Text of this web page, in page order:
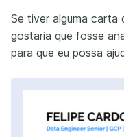
Se tiver alguma carta
gostaria que fosse
para que eu possa